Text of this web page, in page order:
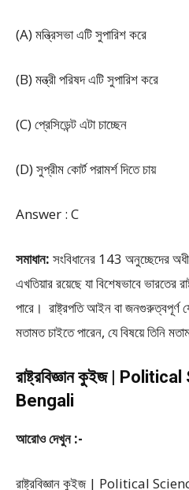
(A) মন্ত্রিসভা এটি সুপারিশ করে
(B) মন্ত্রী পরিষদ এটি সুপারিশ করে
(C) প্রেসিডেন্ট এটা চাচ্ছেন
(D) সুপ্রীম কোর্ট পরামর্শ দিতে চায়
Answer : C
সমাধান: সংবিধানের 143 অনুচ্ছেদের
এখতিয়ার রয়েছে যা বিশেষভাবে ভারতের
পারে। রাষ্ট্রপতি আইন বা জনগুরুত্বপূর্ণ
মতামত চাইতে পারেন, যে বিষয়ে তিনি
রাষ্ট্রবিজ্ঞান কুইজ |
Bengali
আরোও দেখুন :-
রাষ্ট্রবিজ্ঞান কুইজ | Political